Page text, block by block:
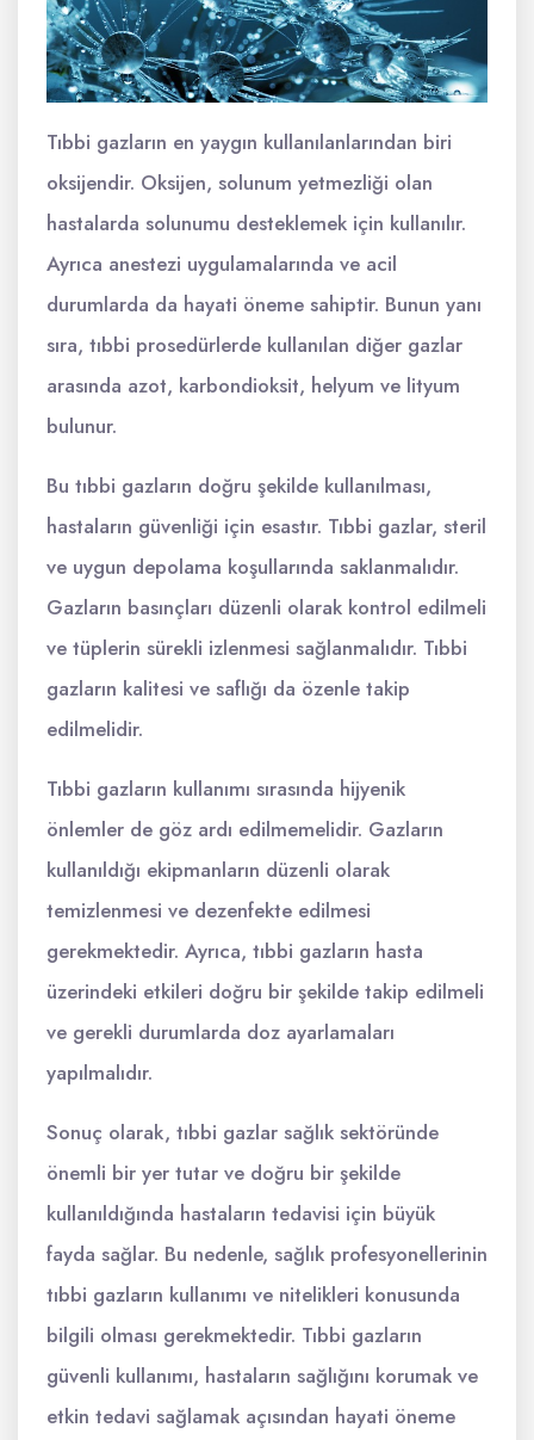
Tıbbi gazların en yaygın kullanılanlarından biri
oksijendir. Oksijen, solunum yetmezliği olan
hastalarda solunumu desteklemek için kullanılır.
Ayrıca anestezi uygulamalarında ve acil
durumlarda da hayati öneme sahiptir. Bunun yanı
sıra, tıbbi prosedürlerde kullanılan diğer gazlar
arasında azot, karbondioksit, helyum ve lityum
bulunur.
Bu tıbbi gazların doğru şekilde kullanılması,
hastaların güvenliği için esastır. Tıbbi gazlar, steril
ve uygun depolama koşullarında saklanmalıdır.
Gazların basınçları düzenli olarak kontrol edilmeli
ve tüplerin sürekli izlenmesi sağlanmalıdır. Tıbbi
gazların kalitesi ve saflığı da özenle takip
edilmelidir.
Tıbbi gazların kullanımı sırasında hijyenik
önlemler de göz ardı edilmemelidir. Gazların
kullanıldığı ekipmanların düzenli olarak
temizlenmesi ve dezenfekte edilmesi
gerekmektedir. Ayrıca, tıbbi gazların hasta
üzerindeki etkileri doğru bir şekilde takip edilmeli
ve gerekli durumlarda doz ayarlamaları
yapılmalıdır.
Sonuç olarak, tıbbi gazlar sağlık sektöründe
önemli bir yer tutar ve doğru bir şekilde
kullanıldığında hastaların tedavisi için büyük
fayda sağlar. Bu nedenle, sağlık profesyonellerinin
tıbbi gazların kullanımı ve nitelikleri konusunda
bilgili olması gerekmektedir. Tıbbi gazların
güvenli kullanımı, hastaların sağlığını korumak ve
etkin tedavi sağlamak açısından hayati öneme